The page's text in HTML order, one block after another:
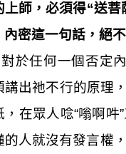
上師，必須得“送
密這一句話，絕
於任何一個否定
講出祂不行的原理
，在眾人唸“嗡啊
的人就沒有發言權